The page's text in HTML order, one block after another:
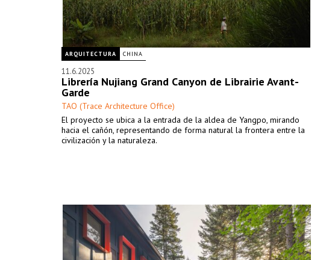
ARQUITECTURA CHINA
11.6.2025
Librería Nujiang Grand Canyon de Librairie Avant-
Garde
TAO (Trace Architecture Office)
El proyecto se ubica a la entrada de la aldea de Yangpo, mirando
hacia el cañón, representando de forma natural la frontera entre la
civilización y la naturaleza.